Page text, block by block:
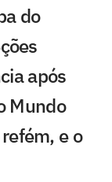
do
após
Mundo
e o